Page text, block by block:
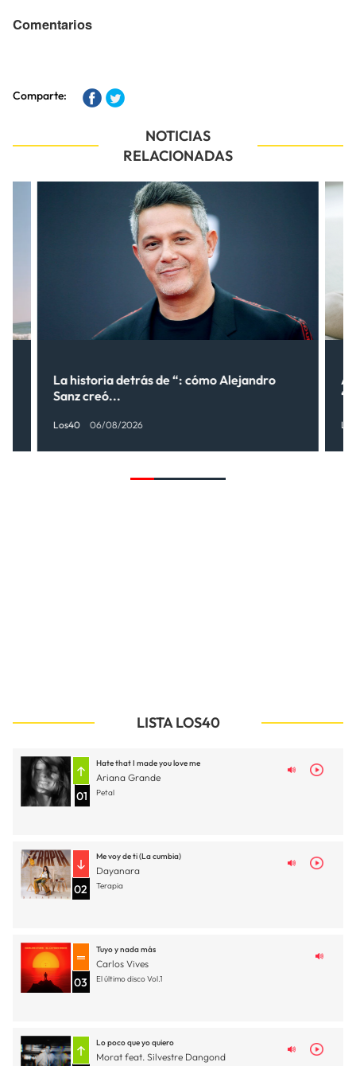
Comentarios
Comparte:
NOTICIAS
RELACIONADAS
La historia detrás de “: cómo Alejandro
Sanz creó...
Los40 06/08/2026
LISTA LOS40
01
Hate that I made you love me
Ariana Grande
Petal
02
Me voy de ti (La cumbia)
Dayanara
Terapia
03
Tuyo y nada más
Carlos Vives
El último disco Vol.1
Lo poco que yo quiero
Morat feat. Silvestre Dangond